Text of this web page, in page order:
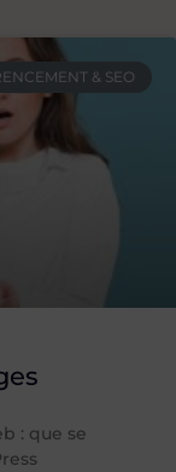
& SEO
: que se